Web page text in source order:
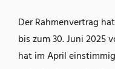
Der Rahmenvertrag
bis zum 30. Juni 2025
hat im April